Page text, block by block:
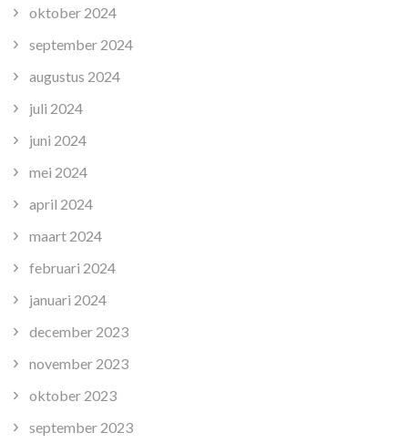
oktober 2024
september 2024
augustus 2024
juli 2024
juni 2024
mei 2024
april 2024
maart 2024
februari 2024
januari 2024
december 2023
november 2023
oktober 2023
september 2023